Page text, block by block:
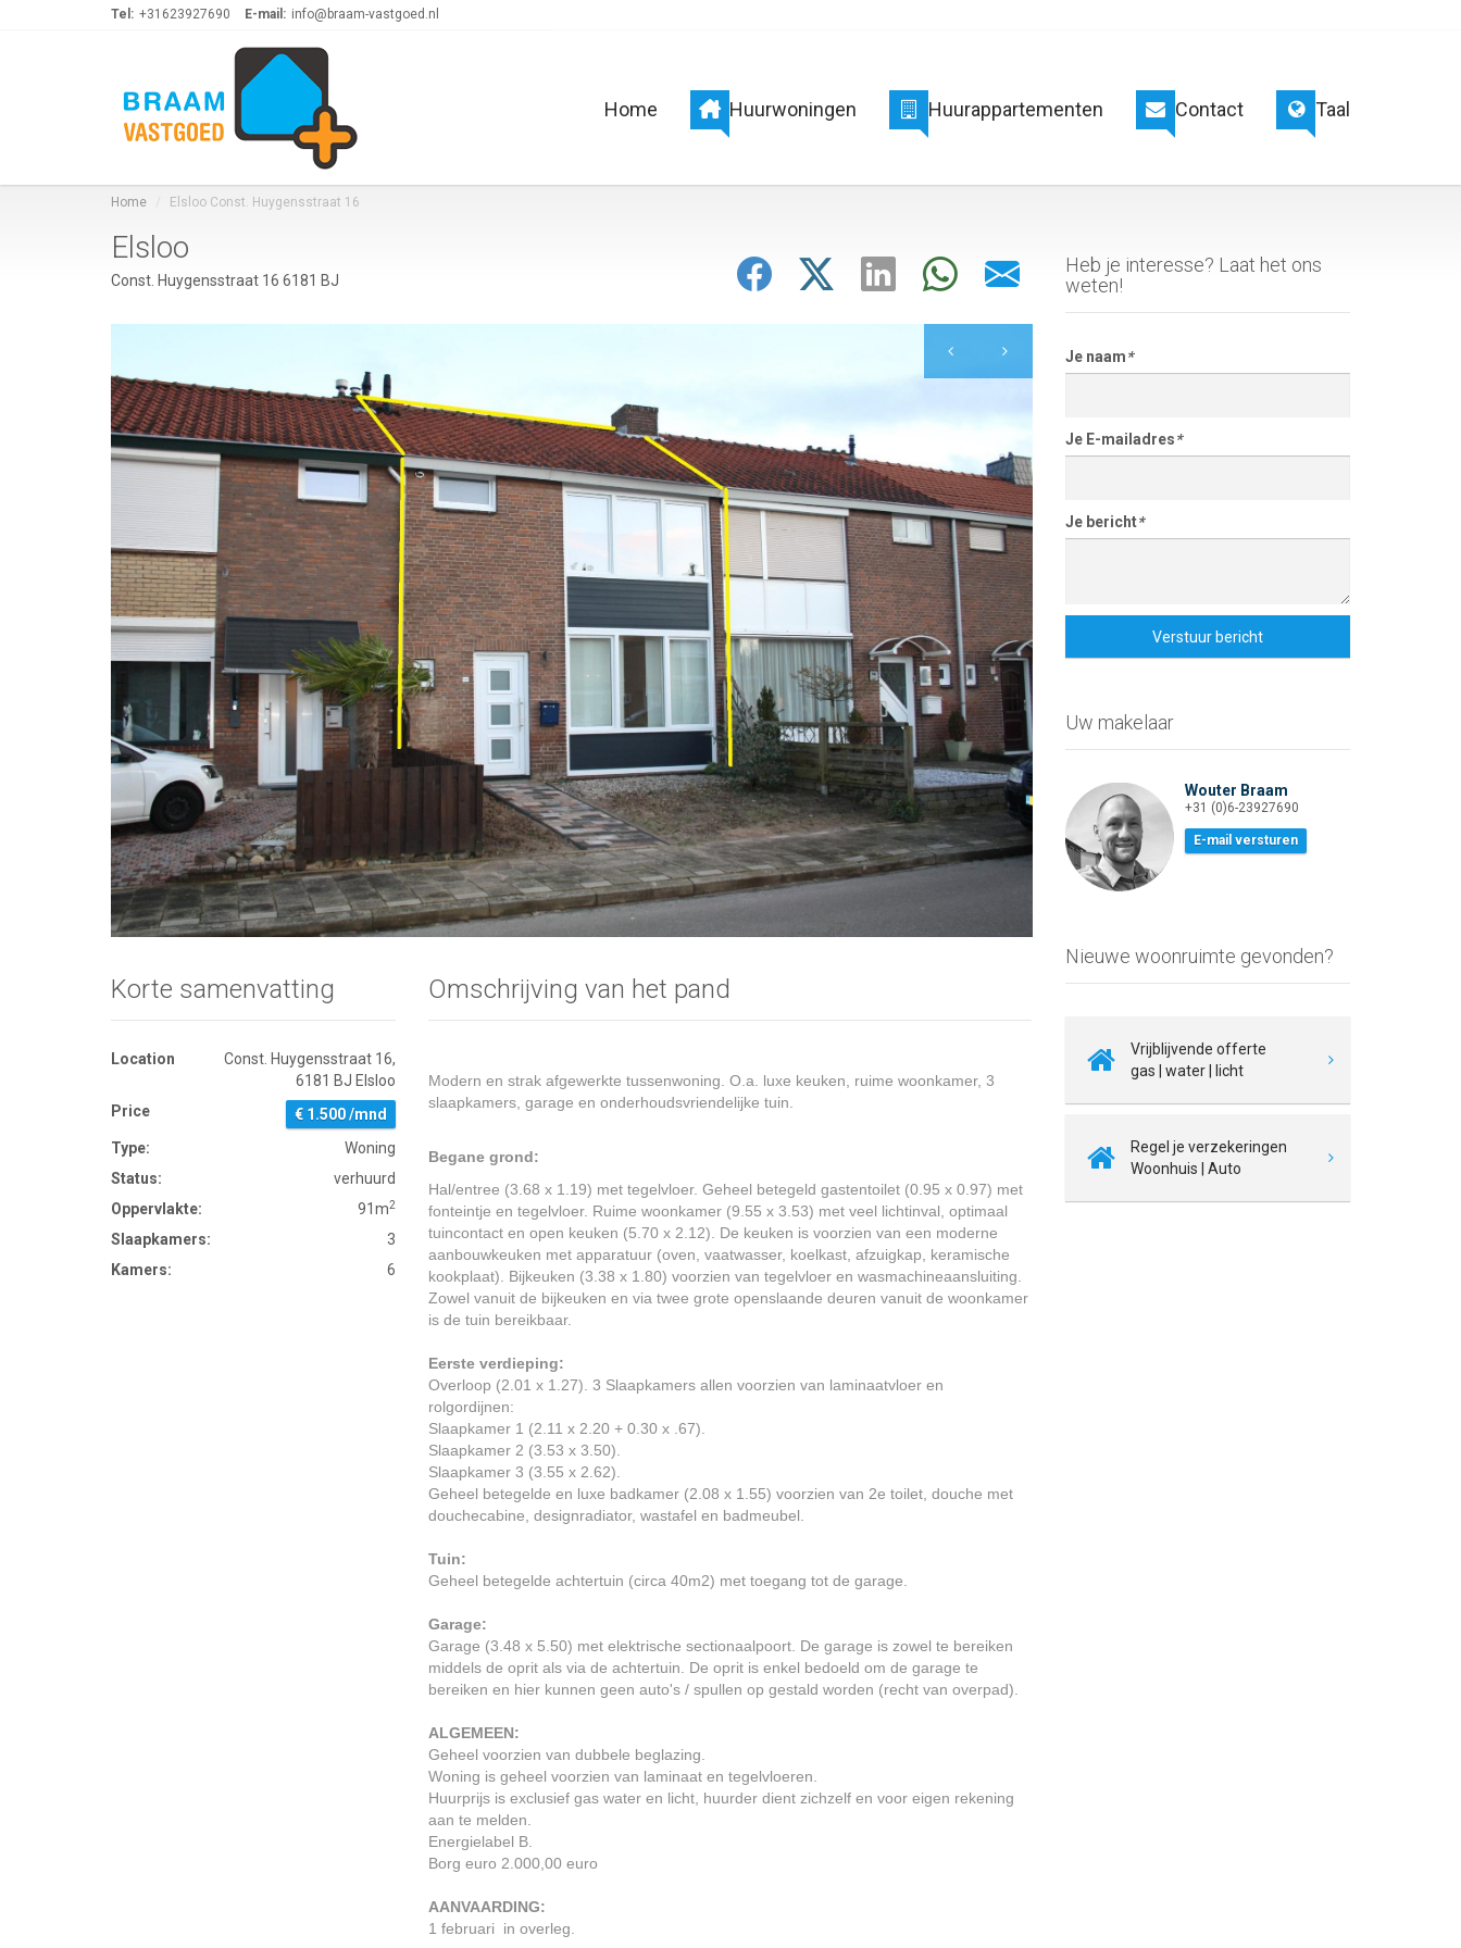
Tel: +31623927690 E-mail: info@braam-vastgoed.nl
Home Huurwoningen Huurappartementen Contact Taal
Home Elsloo Const. Huygensstraat 16
Elsloo
Const. Huygensstraat 16 6181 BJ
Klik voor vergroting Klik voor vergroting
Korte samenvatting
Location
Const. Huygensstraat 16,
6181 BJ Elsloo
Price
€ 1.500 /mnd
Type:
Woning
Status:
verhuurd
Oppervlakte:
91m2
Slaapkamers:
3
Kamers:
6
Omschrijving van het pand
Modern en strak afgewerkte tussenwoning. O.a. luxe keuken, ruime woonkamer, 3
slaapkamers, garage en onderhoudsvriendelijke tuin.
Begane grond:
Hal/entree (3.68 x 1.19) met tegelvloer. Geheel betegeld gastentoilet (0.95 x 0.97) met
fonteintje en tegelvloer. Ruime woonkamer (9.55 x 3.53) met veel lichtinval, optimaal
tuincontact en open keuken (5.70 x 2.12). De keuken is voorzien van een moderne
aanbouwkeuken met apparatuur (oven, vaatwasser, koelkast, afzuigkap, keramische
kookplaat). Bijkeuken (3.38 x 1.80) voorzien van tegelvloer en wasmachineaansluiting.
Zowel vanuit de bijkeuken en via twee grote openslaande deuren vanuit de woonkamer
is de tuin bereikbaar.
Eerste verdieping:
Overloop (2.01 x 1.27). 3 Slaapkamers allen voorzien van laminaatvloer en
rolgordijnen:
Slaapkamer 1 (2.11 x 2.20 + 0.30 x .67).
Slaapkamer 2 (3.53 x 3.50).
Slaapkamer 3 (3.55 x 2.62).
Geheel betegelde en luxe badkamer (2.08 x 1.55) voorzien van 2e toilet, douche met
douchecabine, designradiator, wastafel en badmeubel.
Tuin:
Geheel betegelde achtertuin (circa 40m2) met toegang tot de garage.
Garage:
Garage (3.48 x 5.50) met elektrische sectionaalpoort. De garage is zowel te bereiken
middels de oprit als via de achtertuin. De oprit is enkel bedoeld om de garage te
bereiken en hier kunnen geen auto's / spullen op gestald worden (recht van overpad).
ALGEMEEN:
Geheel voorzien van dubbele beglazing.
Woning is geheel voorzien van laminaat en tegelvloeren.
Huurprijs is exclusief gas water en licht, huurder dient zichzelf en voor eigen rekening
aan te melden.
Energielabel B.
Borg euro 2.000,00 euro
AANVAARDING:
1 februari in overleg.
Heb je interesse? Laat het ons
weten!
Je naam*
Je E-mailadres*
Je bericht*
Verstuur bericht
Uw makelaar
Wouter Braam
+31 (0)6-23927690
E-mail versturen
Nieuwe woonruimte gevonden?
Vrijblijvende offerte
gas | water | licht
Regel je verzekeringen
Woonhuis | Auto